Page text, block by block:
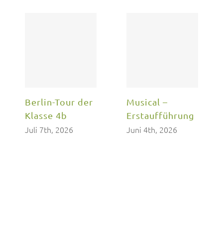
Berlin-Tour der
Klasse 4b
Juli 7th, 2026
Musical –
Erstaufführung
Juni 4th, 2026